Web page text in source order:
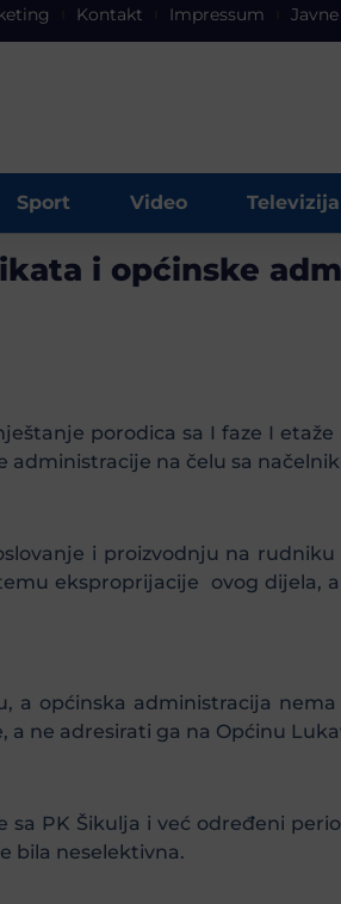
Kontakt Impressum
Sport Video Televizija
i općinske
porodica sa I faze I
na čelu sa
i proizvodnju na
eksproprijacije ovog dijela,
a općinska administracija
ne adresirati ga na Općinu
sa PK Šikulja i već određeni
bila neselektivna.